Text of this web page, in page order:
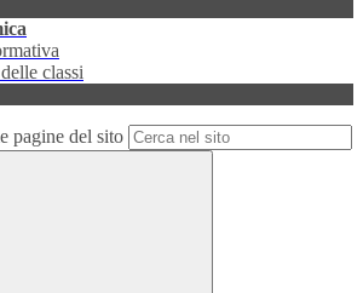
classi
pagine del sito